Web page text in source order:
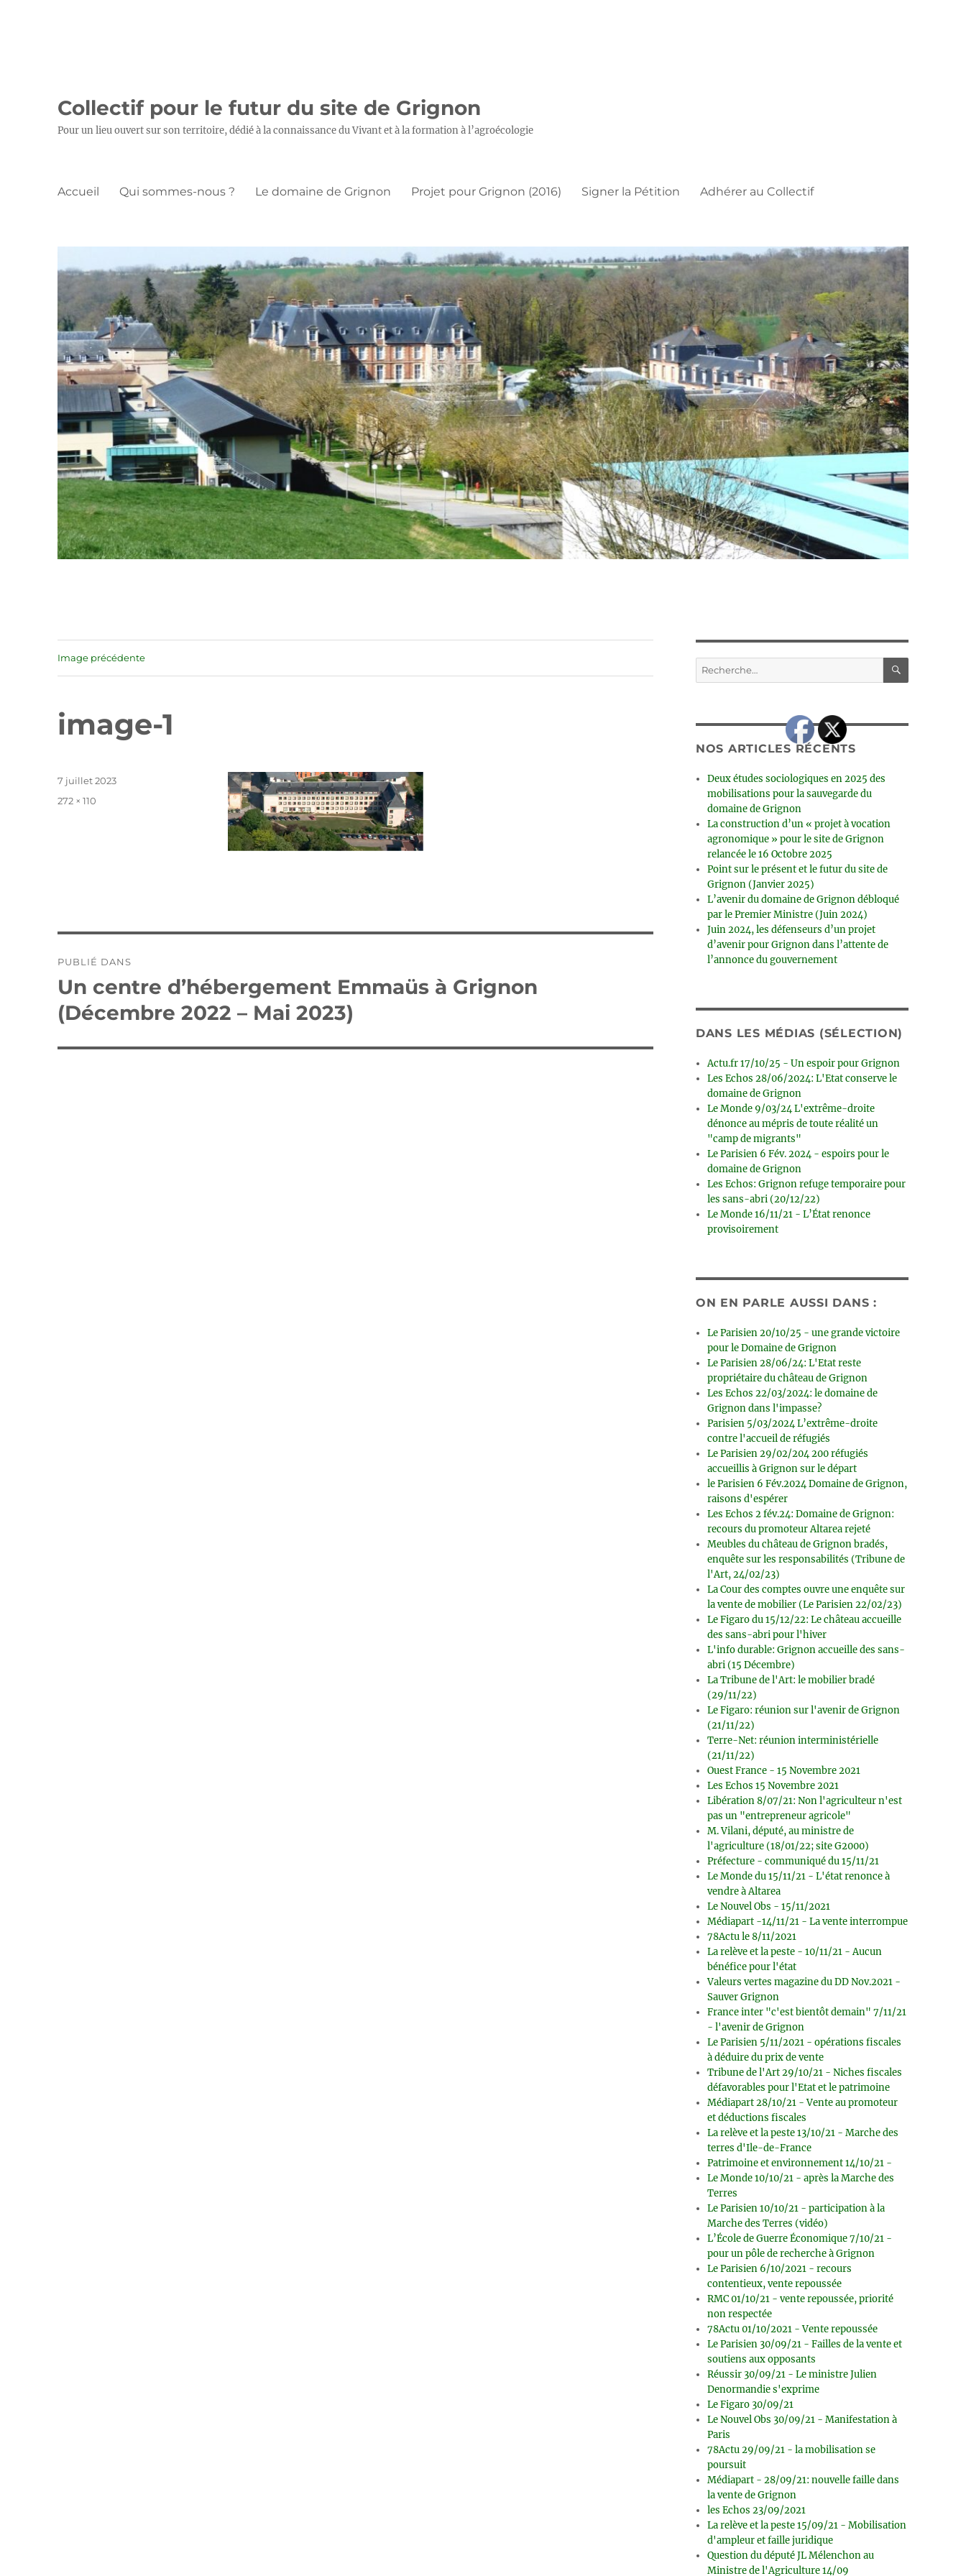
Collectif pour le futur du site de Grignon
Pour un lieu ouvert sur son territoire, dédié à la connaissance du Vivant et à la formation à l’agroécologie
Accueil Qui sommes-nous ? Le domaine de Grignon Projet pour Grignon (2016) Signer la Pétition Adhérer au Collectif
Image précédente
image-1
Publié
7 juillet 2023
Taille
272 × 110
de
l’article
PUBLIÉ DANS
Un centre d’hébergement Emmaüs à Grignon
(Décembre 2022 – Mai 2023)
Recherche
pour :
NOS ARTICLES RÉCENTS
Deux études sociologiques en 2025 des
mobilisations pour la sauvegarde du
domaine de Grignon
La construction d’un « projet à vocation
agronomique » pour le site de Grignon
relancée le 16 Octobre 2025
Point sur le présent et le futur du site de
Grignon (Janvier 2025)
L’avenir du domaine de Grignon débloqué
par le Premier Ministre (Juin 2024)
Juin 2024, les défenseurs d’un projet
d’avenir pour Grignon dans l’attente de
l’annonce du gouvernement
DANS LES MÉDIAS (SÉLECTION)
Actu.fr 17/10/25 - Un espoir pour Grignon
Les Echos 28/06/2024: L'Etat conserve le
domaine de Grignon
Le Monde 9/03/24 L'extrême-droite
dénonce au mépris de toute réalité un
"camp de migrants"
Le Parisien 6 Fév. 2024 - espoirs pour le
domaine de Grignon
Les Echos: Grignon refuge temporaire pour
les sans-abri (20/12/22)
Le Monde 16/11/21 - L’État renonce
provisoirement
ON EN PARLE AUSSI DANS :
Le Parisien 20/10/25 - une grande victoire
pour le Domaine de Grignon
Le Parisien 28/06/24: L'Etat reste
propriétaire du château de Grignon
Les Echos 22/03/2024: le domaine de
Grignon dans l'impasse?
Parisien 5/03/2024 L’extrême-droite
contre l'accueil de réfugiés
Le Parisien 29/02/204 200 réfugiés
accueillis à Grignon sur le départ
le Parisien 6 Fév.2024 Domaine de Grignon,
raisons d'espérer
Les Echos 2 fév.24: Domaine de Grignon:
recours du promoteur Altarea rejeté
Meubles du château de Grignon bradés,
enquête sur les responsabilités (Tribune de
l'Art, 24/02/23)
La Cour des comptes ouvre une enquête sur
la vente de mobilier (Le Parisien 22/02/23)
Le Figaro du 15/12/22: Le château accueille
des sans-abri pour l'hiver
L'info durable: Grignon accueille des sans-
abri (15 Décembre)
La Tribune de l'Art: le mobilier bradé
(29/11/22)
Le Figaro: réunion sur l'avenir de Grignon
(21/11/22)
Terre-Net: réunion interministérielle
(21/11/22)
Ouest France - 15 Novembre 2021
Les Echos 15 Novembre 2021
Libération 8/07/21: Non l'agriculteur n'est
pas un "entrepreneur agricole"
M. Vilani, député, au ministre de
l'agriculture (18/01/22; site G2000)
Préfecture - communiqué du 15/11/21
Le Monde du 15/11/21 - L'état renonce à
vendre à Altarea
Le Nouvel Obs - 15/11/2021
Médiapart -14/11/21 - La vente interrompue
78Actu le 8/11/2021
La relève et la peste - 10/11/21 - Aucun
bénéfice pour l'état
Valeurs vertes magazine du DD Nov.2021 -
Sauver Grignon
France inter "c'est bientôt demain" 7/11/21
- l'avenir de Grignon
Le Parisien 5/11/2021 - opérations fiscales
à déduire du prix de vente
Tribune de l'Art 29/10/21 - Niches fiscales
défavorables pour l'Etat et le patrimoine
Médiapart 28/10/21 - Vente au promoteur
et déductions fiscales
La relève et la peste 13/10/21 - Marche des
terres d'Ile-de-France
Patrimoine et environnement 14/10/21 -
Le Monde 10/10/21 - après la Marche des
Terres
Le Parisien 10/10/21 - participation à la
Marche des Terres (vidéo)
L’École de Guerre Économique 7/10/21 -
pour un pôle de recherche à Grignon
Le Parisien 6/10/2021 - recours
contentieux, vente repoussée
RMC 01/10/21 - vente repoussée, priorité
non respectée
78Actu 01/10/2021 - Vente repoussée
Le Parisien 30/09/21 - Failles de la vente et
soutiens aux opposants
Réussir 30/09/21 - Le ministre Julien
Denormandie s'exprime
Le Figaro 30/09/21
Le Nouvel Obs 30/09/21 - Manifestation à
Paris
78Actu 29/09/21 - la mobilisation se
poursuit
Médiapart - 28/09/21: nouvelle faille dans
la vente de Grignon
les Echos 23/09/2021
La relève et la peste 15/09/21 - Mobilisation
d'ampleur et faille juridique
Question du député JL Mélenchon au
Ministre de l'Agriculture 14/09